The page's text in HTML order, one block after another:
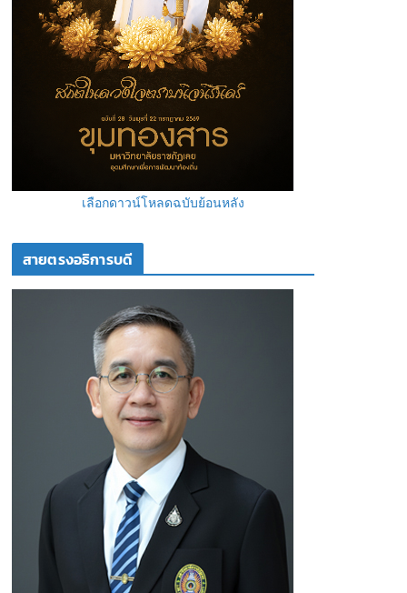
เลือกดาวน์โหลดฉบับย้อนหลัง
สายตรงอธิการบดี